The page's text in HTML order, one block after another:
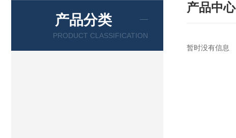
产品分类
PRODUCT CLASSIFICATION
产品中心
暂时没有信息